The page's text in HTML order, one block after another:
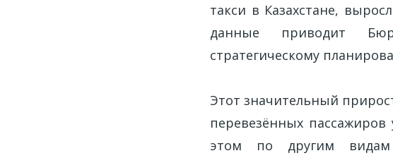
такси в Казахстане,
данные приводит
стратегическому
Этот значительный
перевезённых
этом по другим видам